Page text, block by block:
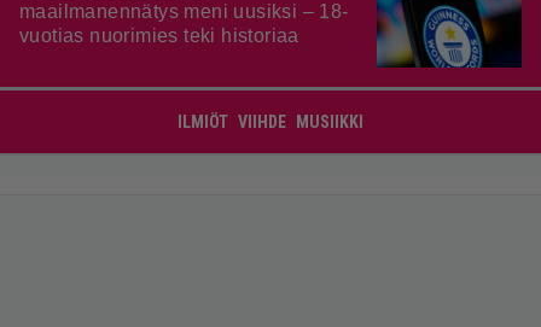
maailmanennätys meni uusiksi – 18-
vuotias nuorimies teki historiaa
ILMIÖT VIIHDE MUSIIKKI